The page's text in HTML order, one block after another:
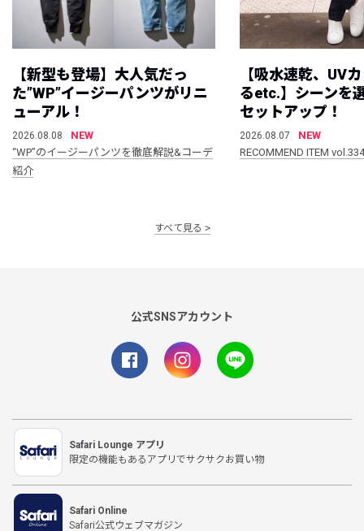
【新型も登場】大人気だっ
た”WP”イージーパンツがリニ
ューアル！
2026.08.08
NEW
“WP”のイージーパンツを徹底解説&コーデ
紹介
【吸水速乾、UV
るetc.】シーンを
セットアップ！
2026.08.07
NEW
RECOMMEND ITEM vol.334
すべて見る
公式SNSアカウント
Safari Lounge アプリ
限定の機能もあるアプリでサクサクお買い物
Safari Online
Safari公式ウェブマガジン